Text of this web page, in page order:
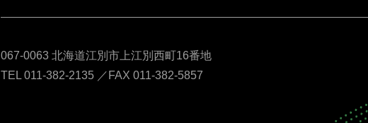
067-0063 北海道江別市上江別西町16番地
TEL 011-382-2135 ／FAX 011-382-5857